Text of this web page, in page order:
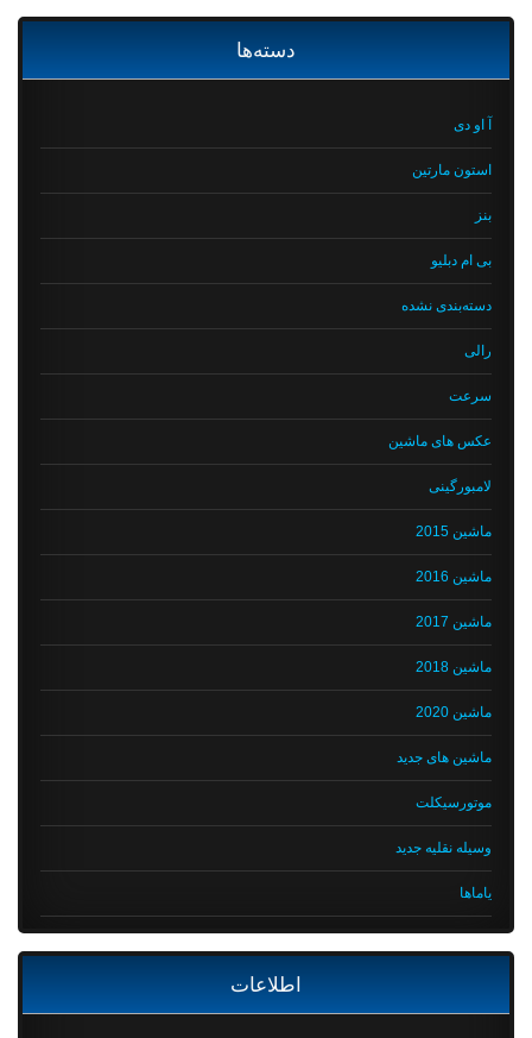
دسته‌ها
آ او دی
استون مارتین
بی ام دبلیو
دسته‌بندی نشده
رالی
سرعت
عکس های ماشین
لامبورگینی
ماشین 2015
ماشین 2016
ماشین 2017
ماشین 2018
ماشین 2020
ماشین های جدید
موتورسیکلت
وسیله نقلیه جدید
یاماها
اطلاعات